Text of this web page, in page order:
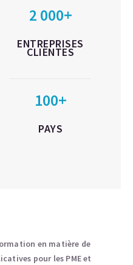
2 000+
ENTREPRISES
CLIENTES
100+
PAYS
en matière de
pour les PME et